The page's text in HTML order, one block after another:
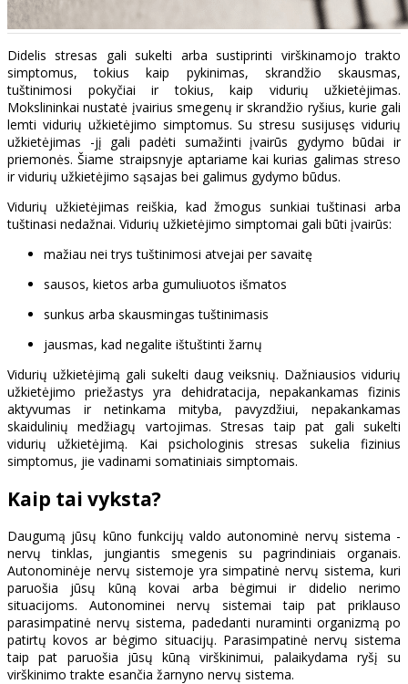
Didelis stresas gali sukelti arba sustiprinti virškinamojo trakto
simptomus, tokius kaip pykinimas, skrandžio skausmas,
tuštinimosi pokyčiai ir tokius, kaip vidurių užkietėjimas.
Mokslininkai nustatė įvairius smegenų ir skrandžio ryšius, kurie gali
lemti vidurių užkietėjimo simptomus. Su stresu susijusęs vidurių
užkietėjimas -jį gali padėti sumažinti įvairūs gydymo būdai ir
priemonės. Šiame straipsnyje aptariame kai kurias galimas streso
ir vidurių užkietėjimo sąsajas bei galimus gydymo būdus.
Vidurių užkietėjimas reiškia, kad žmogus sunkiai tuštinasi arba
tuštinasi nedažnai. Vidurių užkietėjimo simptomai gali būti įvairūs:
mažiau nei trys tuštinimosi atvejai per savaitę
sausos, kietos arba gumuliuotos išmatos
sunkus arba skausmingas tuštinimasis
jausmas, kad negalite ištuštinti žarnų
Vidurių užkietėjimą gali sukelti daug veiksnių. Dažniausios vidurių
užkietėjimo priežastys yra dehidratacija, nepakankamas fizinis
aktyvumas ir netinkama mityba, pavyzdžiui, nepakankamas
skaidulinių medžiagų vartojimas. Stresas taip pat gali sukelti
vidurių užkietėjimą. Kai psichologinis stresas sukelia fizinius
simptomus, jie vadinami somatiniais simptomais.
Kaip tai vyksta?
Daugumą jūsų kūno funkcijų valdo autonominė nervų sistema -
nervų tinklas, jungiantis smegenis su pagrindiniais organais.
Autonominėje nervų sistemoje yra simpatinė nervų sistema, kuri
paruošia jūsų kūną kovai arba bėgimui ir didelio nerimo
situacijoms. Autonominei nervų sistemai taip pat priklauso
parasimpatinė nervų sistema, padedanti nuraminti organizmą po
patirtų kovos ar bėgimo situacijų. Parasimpatinė nervų sistema
taip pat paruošia jūsų kūną virškinimui, palaikydama ryšį su
virškinimo trakte esančia žarnyno nervų sistema.